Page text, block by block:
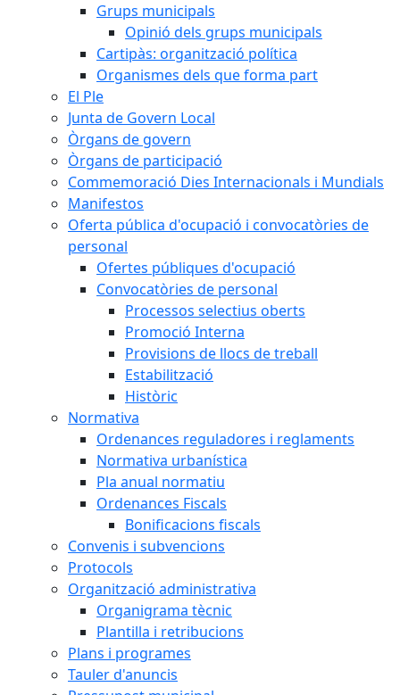
Grups municipals
Opinió dels grups municipals
Cartipàs: organització política
Organismes dels que forma part
El Ple
Junta de Govern Local
Òrgans de govern
Òrgans de participació
Commemoració Dies Internacionals i Mundials
Manifestos
Oferta pública d'ocupació i convocatòries de
personal
Ofertes públiques d'ocupació
Convocatòries de personal
Processos selectius oberts
Promoció Interna
Provisions de llocs de treball
Estabilització
Històric
Normativa
Ordenances reguladores i reglaments
Normativa urbanística
Pla anual normatiu
Ordenances Fiscals
Bonificacions fiscals
Convenis i subvencions
Protocols
Organització administrativa
Organigrama tècnic
Plantilla i retribucions
Plans i programes
Tauler d'anuncis